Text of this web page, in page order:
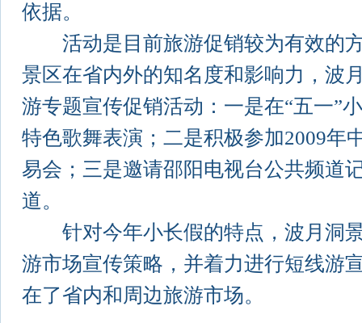
依据。
活动是目前旅游促销较为有效的
景区在省内外的知名度和影响力，波
游专题宣传促销活动：一是在“五一”
特色歌舞表演；二是积极参加2009年
易会；三是邀请邵阳电视台公共频道
道。
针对今年小长假的特点，波月洞
游市场宣传策略，并着力进行短线游
在了省内和周边旅游市场。